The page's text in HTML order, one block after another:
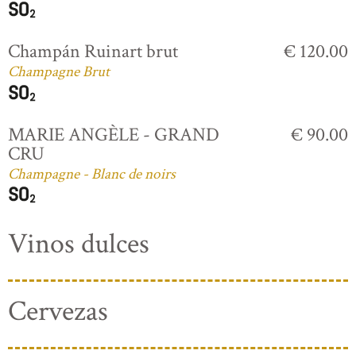
Champán Ruinart brut
Champagne Brut
€ 120.00
MARIE ANGÈLE - GRAND
CRU
Champagne - Blanc de noirs
€ 90.00
Vinos dulces
Cervezas